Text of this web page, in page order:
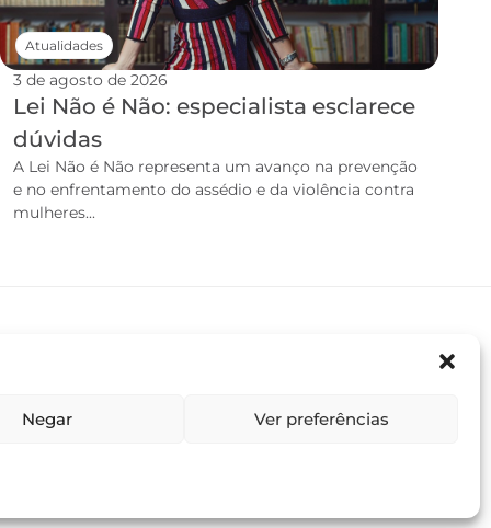
Negar Ver preferências
3 de agosto de 2026
Lei Não é Não: especialista esclarece
dúvidas
A Lei Não é Não representa um avanço na prevenção
e no enfrentamento do assédio e da violência contra
mulheres...
Atualidades